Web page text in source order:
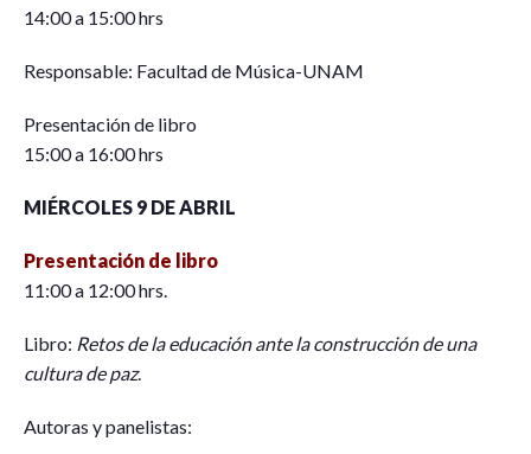
14:00 a 15:00 hrs
Responsable: Facultad de Música-UNAM
Presentación de libro
15:00 a 16:00 hrs
MIÉRCOLES 9 DE ABRIL
Presentación de libro
11:00 a 12:00 hrs.
Libro: Retos de la educación ante la construcción de una
cultura de paz.
Autoras y panelistas: